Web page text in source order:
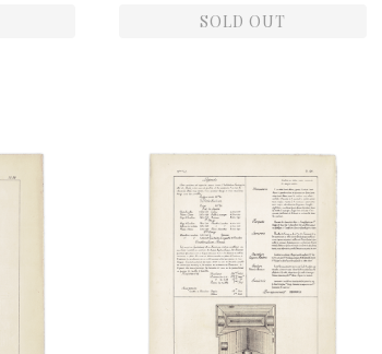
SOLD OUT